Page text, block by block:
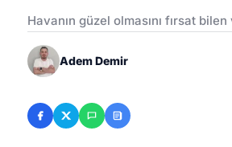
Havanın güzel olmasını fırsat
Adem Demir